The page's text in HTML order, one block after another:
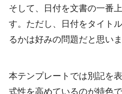
そして、日付を文書の一番
す。ただし、日付をタイト
るかは好みの問題だと思いま
本テンプレートでは別記を
式性を高めているのが特色